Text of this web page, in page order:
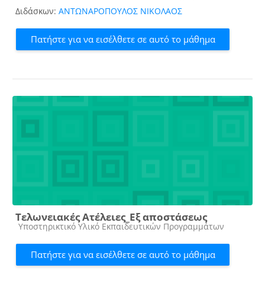
Διδάσκων: ΑΝΤΩΝΑΡΟΠΟΥΛΟΣ ΝΙΚΟΛΑΟΣ
Πατήστε για να εισέλθετε σε αυτό το μάθημα
Τελωνειακές Ατέλειες_Εξ αποστάσεως
Κατηγορία μαθήματος
Υποστηρικτικό Υλικό Εκπαιδευτικών Προγραμμάτων
Πατήστε για να εισέλθετε σε αυτό το μάθημα